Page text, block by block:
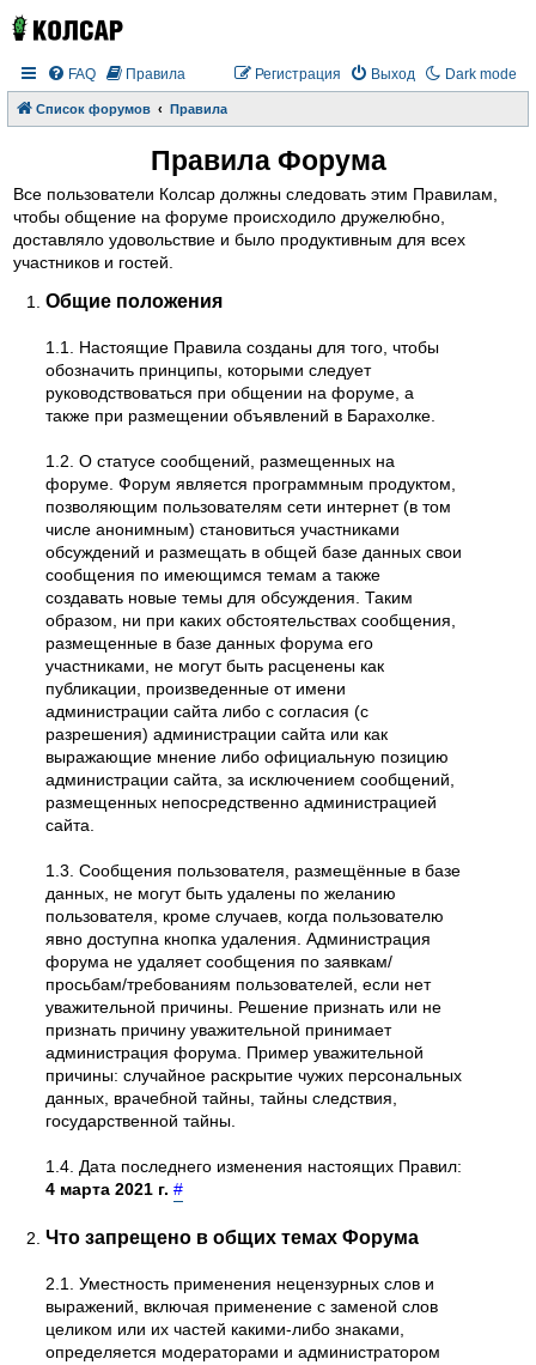
Dark mode
FAQ Правила Выход
Регистрация
Список форумов Правила
Правила Форума
Все пользователи Колсар должны следовать этим Правилам,
чтобы общение на форуме происходило дружелюбно,
доставляло удовольствие и было продуктивным для всех
участников и гостей.
Общие положения
1.1. Настоящие Правила созданы для того, чтобы
обозначить принципы, которыми следует
руководствоваться при общении на форуме, а
также при размещении объявлений в Барахолке.
1.2. О статусе сообщений, размещенных на
форуме. Форум является программным продуктом,
позволяющим пользователям сети интернет (в том
числе анонимным) становиться участниками
обсуждений и размещать в общей базе данных свои
сообщения по имеющимся темам а также
создавать новые темы для обсуждения. Таким
образом, ни при каких обстоятельствах сообщения,
размещенные в базе данных форума его
участниками, не могут быть расценены как
публикации, произведенные от имени
администрации сайта либо с согласия (с
разрешения) администрации сайта или как
выражающие мнение либо официальную позицию
администрации сайта, за исключением сообщений,
размещенных непосредственно администрацией
сайта.
1.3. Сообщения пользователя, размещённые в базе
данных, не могут быть удалены по желанию
пользователя, кроме случаев, когда пользователю
явно доступна кнопка удаления. Администрация
форума не удаляет сообщения по заявкам/
просьбам/требованиям пользователей, если нет
уважительной причины. Решение признать или не
признать причину уважительной принимает
администрация форума. Пример уважительной
причины: случайное раскрытие чужих персональных
данных, врачебной тайны, тайны следствия,
государственной тайны.
1.4. Дата последнего изменения настоящих Правил:
4 марта 2021 г. #
Что запрещено в общих темах Форума
2.1. Уместность применения нецензурных слов и
выражений, включая применение с заменой слов
целиком или их частей какими-либо знаками,
определяется модераторами и администратором